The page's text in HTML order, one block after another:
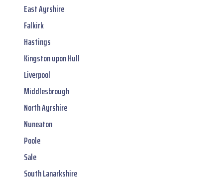
East Ayrshire
Falkirk
Hastings
Kingston upon Hull
Liverpool
Middlesbrough
North Ayrshire
Nuneaton
Poole
Sale
South Lanarkshire